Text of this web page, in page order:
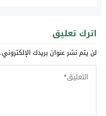
اترك تعليق
لن يتم نشر عنوان بريدك الإلكتروني.